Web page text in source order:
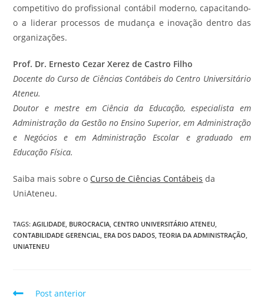
competitivo do profissional contábil moderno, capacitando-
o a liderar processos de mudança e inovação dentro das
organizações.
Prof. Dr. Ernesto Cezar Xerez de Castro Filho
Docente do Curso de Ciências Contábeis do Centro Universitário
Ateneu.
Doutor e mestre em Ciência da Educação, especialista em
Administração da Gestão no Ensino Superior, em Administração
e Negócios e em Administração Escolar e graduado em
Educação Física.
Saiba mais sobre o Curso de Ciências Contábeis da
UniAteneu.
TAGS:AGILIDADE, BUROCRACIA, CENTRO UNIVERSITÁRIO ATENEU,
CONTABILIDADE GERENCIAL, ERA DOS DADOS, TEORIA DA ADMINISTRAÇÃO,
UNIATENEU
Post anterior